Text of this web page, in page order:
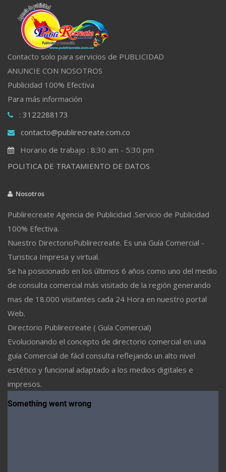
Contacto solo para servicios de PUBLICIDAD
ANUNCIE CON NOSOTROS
Publicidad 100% Efectiva
Para más información
: 3122288173
contacto@publirecreate.com.co
Horario de trabajo : 8:30 am - 5:30 pm
POLITICA DE TRATAMIENTO DE DATOS
Nosotros
Publirecreate Agencia de Publicidad .Servicio de Publicidad
100% Efectiva.
Nuestro DirectorioPublirecreate. Es una Guía Comercial -
Turistica Impresa y virtual.
Se ha posicionado en los últimos 6 años como uno del medio
de consulta comercial más visitado de la región generando
mas de 18.000 visitantes cada 24 Hora en nuestro portal
Web.
Directorio Publirecreate ( Guía Comercial)
Evolucionando el concepto de directorio comercial en una
guía Comercial de fácil consulta reflejando un alto nivel
estético y funcional adaptado a los medios digitales e
impresos.